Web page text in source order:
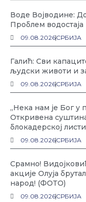
Воде Војводине:
Проблем водостаја
09.08.2026СРБИЈА
Галић: Сви
људски животи и
09.08.2026СРБИЈА
„Нека нам је Бог у
Откривена
блокадерској
09.08.2026СРБИЈА
Срамно!
акције Олуја
народ! (ФОТО)
09.08.2026СРБИЈА